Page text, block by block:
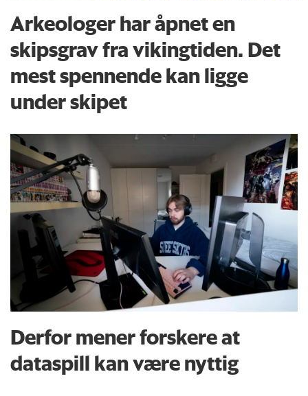
Arkeologer har åpnet en
skipsgrav fra vikingtiden. Det
mest spennende kan ligge
under skipet
Derfor mener forskere at
dataspill kan være nyttig